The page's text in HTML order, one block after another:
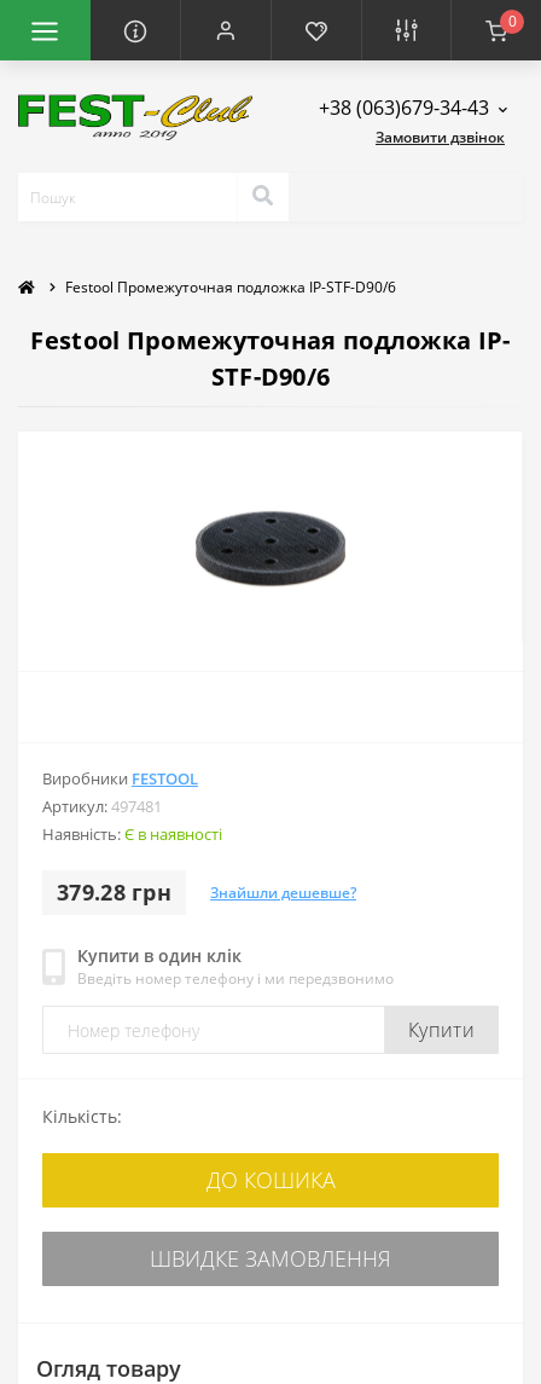
0
+38 (063)679-34-43
Замовити дзвінок
Festool Промежуточная подложка IP-STF-D90/6
Festool Промежуточная подложка IP-
STF-D90/6
Виробники FESTOOL
Артикул:497481
Наявність:Є в наявності
379.28 грн Знайшли дешевше?
Купити в один клік
Введіть номер телефону і ми передзвонимо
Купити
Кількість:
ДО КОШИКА
ШВИДКЕ ЗАМОВЛЕННЯ
Огляд товару